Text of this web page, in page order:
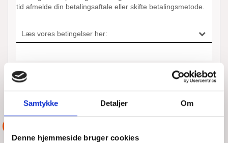
Samtykke Detaljer Om
Denne hjemmeside bruger cookies
ANDRE AKTIONER UDFØRT AF DSRS VORDINGBORG